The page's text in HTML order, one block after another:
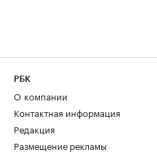
РБК
О компании
Контактная информация
Редакция
Размещение рекламы